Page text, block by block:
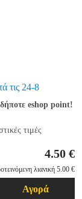
τις 24-8
eshop point!
τιμές
4.50 €
λιανική 5.00 €
Αγορά